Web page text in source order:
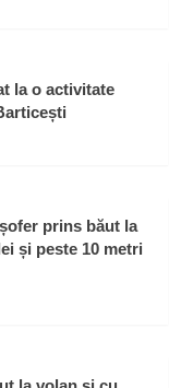
la o activitate
prins băut la
și peste 10 metri